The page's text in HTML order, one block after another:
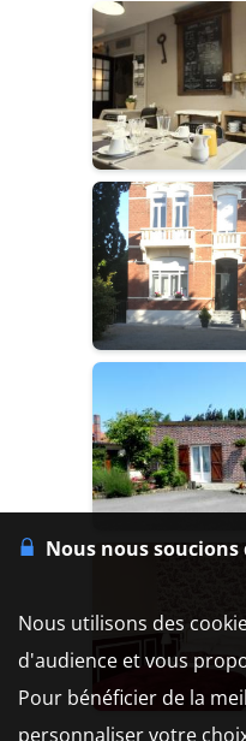
Nous nous
Nous utilisons des
d'audience et vous
Pour bénéficier de la
personnaliser votre